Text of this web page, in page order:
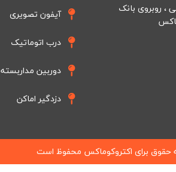
، روبروی بانک
آیفون تصویری
درب اتوماتیک
دوربین مداربسته
دزدگیر اماکن
حقوق برای اکتروکوماکس محفوظ است